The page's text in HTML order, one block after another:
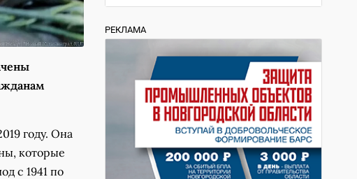
году. Она
которые
с 1941 по
РЕКЛАМА